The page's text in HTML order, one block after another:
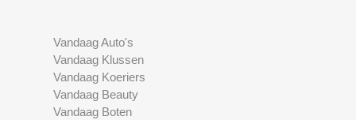
Vandaag Auto's
Vandaag Klussen
Vandaag Koeriers
Vandaag Beauty
Vandaag Boten